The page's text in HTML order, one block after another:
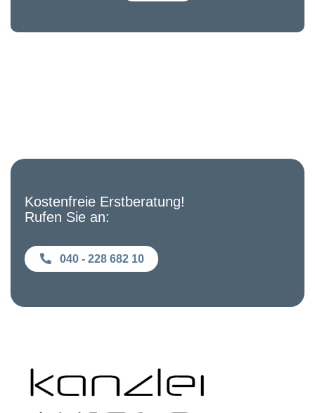
Kostenfreie Erstberatung!
Rufen Sie an:
040 - 228 682 10